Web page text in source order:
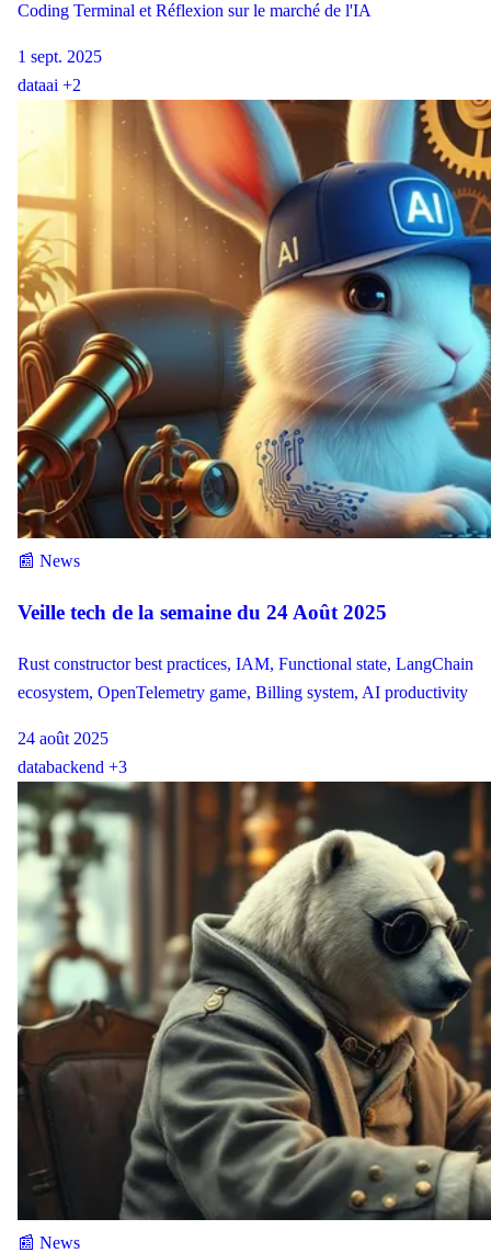
Coding Terminal et Réflexion sur le marché de l'IA
1 sept. 2025
dataai +2
📰 News
Veille tech de la semaine du 24 Août 2025
Rust constructor best practices, IAM, Functional state, LangChain
ecosystem, OpenTelemetry game, Billing system, AI productivity
24 août 2025
databackend +3
📰 News